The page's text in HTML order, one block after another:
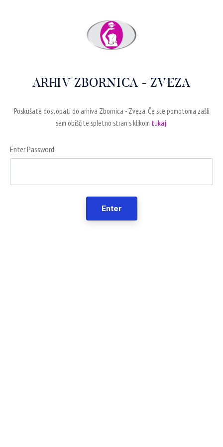
ARHIV ZBORNICA - ZVEZA
Poskušate dostopati do arhiva Zbornica - Zveza. Če ste pomotoma zašli
sem obiščite spletno stran s klikom tukaj.
Enter Password
Enter